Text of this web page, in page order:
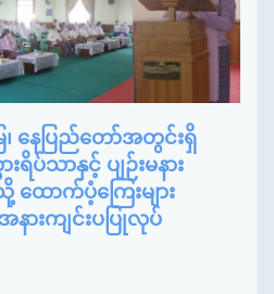
၊ နေပြည်တော်အတွင်းရှိ
ပ်သာနှင့် ပျဉ်းမနား
ထောက်ပံ့ကြေးများ
နားကျင်းပပြုလုပ်